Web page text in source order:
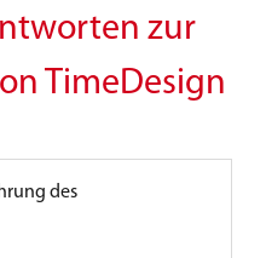
zur
TimeDesign
des